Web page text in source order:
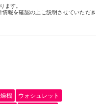
ます。
報を確認の上ご説明させていただき
機
ウォシュレット